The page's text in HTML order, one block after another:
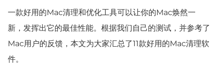
一款好用的Mac清理和优化工具可以让你的Mac焕然一
新，发挥出它的最佳性能。根据我们自己的测试，并参考了
Mac用户的反馈，本文为大家汇总了11款好用的Mac清理软
件。